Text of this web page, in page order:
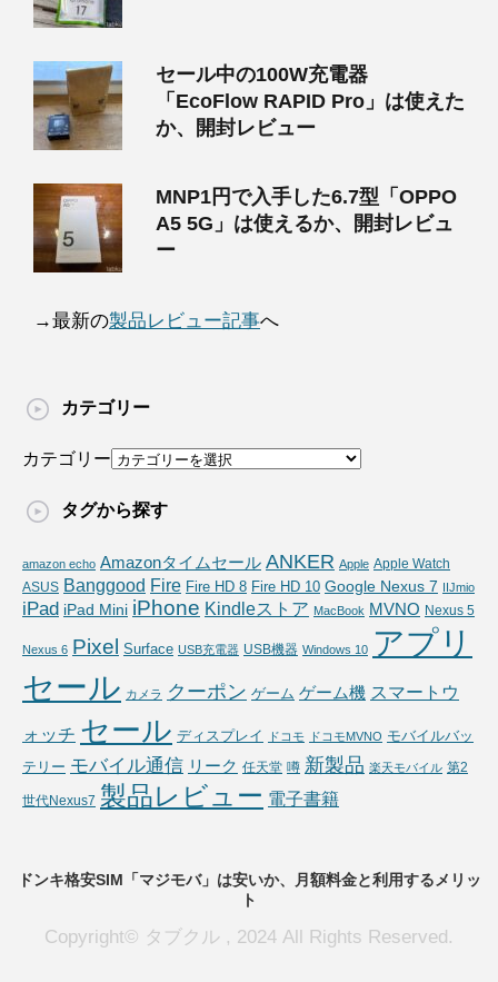
セール中の100W充電器
「EcoFlow RAPID Pro」は使えた
か、開封レビュー
MNP1円で入手した6.7型「OPPO
A5 5G」は使えるか、開封レビュ
ー
→最新の製品レビュー記事へ
カテゴリー
カテゴリー
タグから探す
amazon echo Amazonタイムセール ANKER Apple Apple Watch
ASUS Banggood Fire Fire HD 8 Fire HD 10 Google Nexus 7 IIJmio
iPad iPad Mini iPhone Kindleストア MacBook MVNO Nexus 5
Nexus 6 Pixel Surface USB充電器 USB機器 Windows 10 アプリ
セール カメラ クーポン ゲーム ゲーム機 スマートウ
ォッチ セール ディスプレイ ドコモ ドコモMVNO モバイルバッ
テリー モバイル通信 リーク 任天堂 噂 新製品 楽天モバイル 第2
世代Nexus7 製品レビュー 電子書籍
ドンキ格安SIM「マジモバ」は安いか、月額料金と利用するメリッ
ト
Copyright© タブクル , 2024 All Rights Reserved.